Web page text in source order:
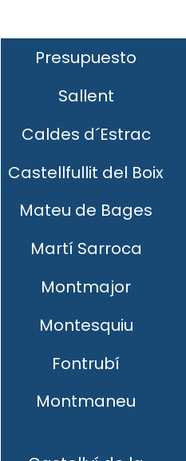
Presupuesto
Sallent
Caldes d´Estrac
Castellfullit del Boix
Mateu de Bages
Martí Sarroca
Montmajor
Montesquiu
Fontrubí
Montmaneu